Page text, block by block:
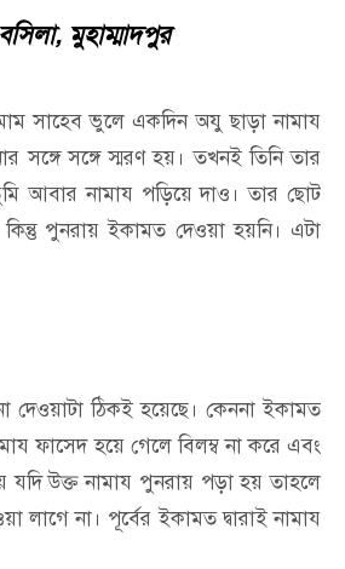
বসিলা, মুহাম্মাদপুর
সাহেব ভুলে একদিন অযু ছাড়া নামায
সঙ্গে সঙ্গে স্মরণ হয়। তখনই তিনি তার
আবার নামায পড়িয়ে দাও। তার ছোট
পুনরায় ইকামত দেওয়া হয়নি। এটা
দেওয়াটা ঠিকই হয়েছে। কেননা ইকামত
ফাসেদ হয়ে গেলে বিলম্ব না করে এবং
যদি উক্ত নামায পুনরায় পড়া হয় তাহলে
লাগে না। পূর্বের ইকামত দ্বারাই নামায